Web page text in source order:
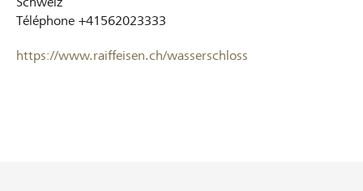
Téléphone +41562023333
https://www.raiffeisen.ch/wasserschloss